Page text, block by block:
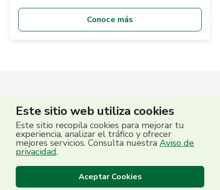
Conoce más
Este sitio web utiliza cookies
Este sitio recopila cookies para mejorar tu
experiencia, analizar el tráfico y ofrecer
mejores servicios. Consulta nuestra Aviso de
privacidad.
Aceptar Cookies